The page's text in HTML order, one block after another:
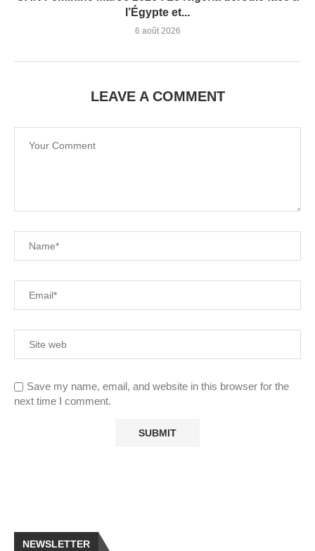
l’Égypte et...
6 août 2026
LEAVE A COMMENT
Save my name, email, and website in this browser for the
next time I comment.
NEWSLETTER